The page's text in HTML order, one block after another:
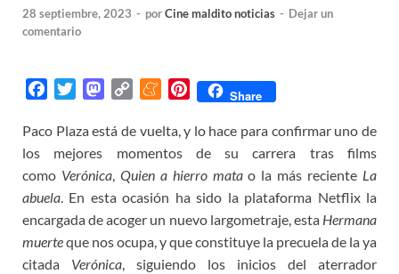
28 septiembre, 2023 - porCine maldito noticias - Dejar un
comentario
c
b
o
o
k
i
t
t
e
r
M
s
o
d
o
n
p
y
L
i
n
k
M
n
e
a
m
e
P
n
e
r
e
s
t
Share
Paco Plaza está de vuelta, y lo hace para confirmar uno de
los mejores momentos de su carrera tras films
como Verónica, Quien a hierro matao la más reciente La
abuela. En esta ocasión ha sido la plataforma Netflix la
encargada de acoger un nuevo largometraje, esta Hermana
muerteque nos ocupa, y que constituye la precuela de la ya
citada Verónica, siguiendo los inicios del aterrador